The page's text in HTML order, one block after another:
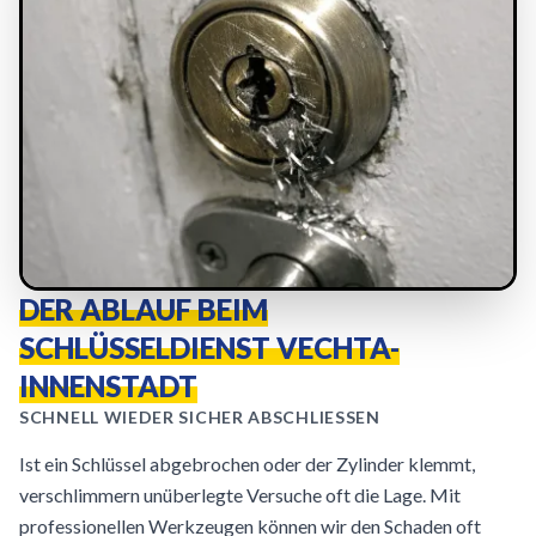
DER ABLAUF BEIM
SCHLÜSSELDIENST VECHTA-
INNENSTADT
SCHNELL WIEDER SICHER ABSCHLIESSEN
Ist ein Schlüssel abgebrochen oder der Zylinder klemmt,
verschlimmern unüberlegte Versuche oft die Lage. Mit
professionellen Werkzeugen können wir den Schaden oft